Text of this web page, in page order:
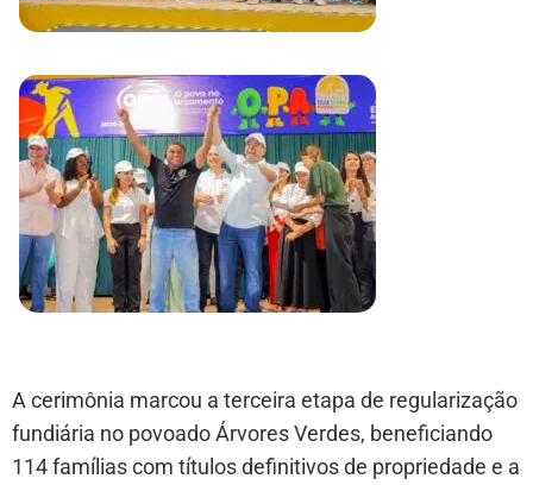
A cerimônia marcou a terceira etapa de regularização
fundiária no povoado Árvores Verdes, beneficiando
114 famílias com títulos definitivos de propriedade e a